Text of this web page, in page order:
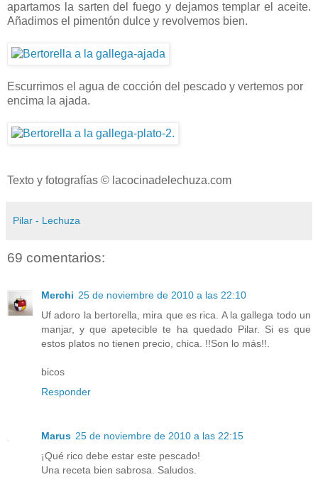
apartamos la sarten del fuego y dejamos templar el aceite.
Añadimos el pimentón dulce y revolvemos bien.
Escurrimos el agua de cocción del pescado y vertemos por
encima la ajada.
Texto y fotografías © lacocinadelechuza.com
Pilar - Lechuza
69 comentarios:
Merchi 25 de noviembre de 2010 a las 22:10
Uf adoro la bertorella, mira que es rica. A la gallega todo un
manjar, y que apetecible te ha quedado Pilar. Si es que
estos platos no tienen precio, chica. !!Son lo más!!.
bicos
Responder
Marus 25 de noviembre de 2010 a las 22:15
¡Qué rico debe estar este pescado!
Una receta bien sabrosa. Saludos.